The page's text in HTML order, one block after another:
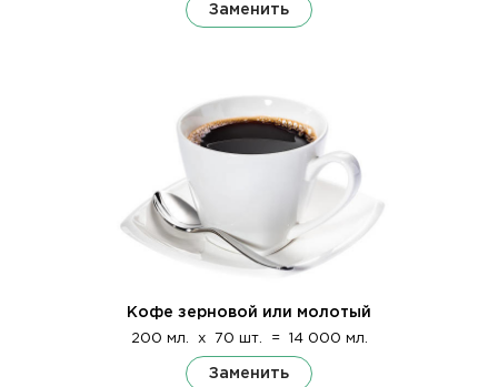
Заменить
Кофе зерновой или молотый
200 мл. x 70 шт. = 14 000 мл.
Заменить